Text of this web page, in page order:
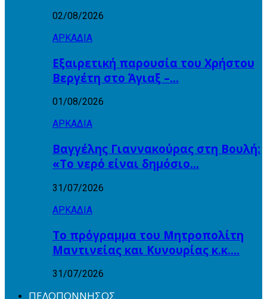
02/08/2026
ΑΡΚΑΔΙΑ
Εξαιρετική παρουσία του Χρήστου
Βεργέτη στο Άγιαξ –…
01/08/2026
ΑΡΚΑΔΙΑ
Βαγγέλης Γιαννακούρας στη Βουλή:
«Το νερό είναι δημόσιο…
31/07/2026
ΑΡΚΑΔΙΑ
Το πρόγραμμα του Μητροπολίτη
Μαντινείας και Κυνουρίας κ.κ….
31/07/2026
ΠΕΛΟΠΟΝΝΗΣΟΣ